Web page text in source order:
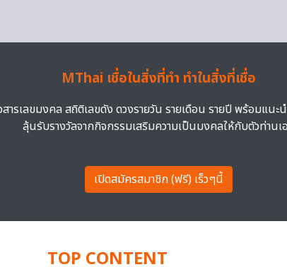
MThai เชื่อในสิ่งที่ทำ ทำในสิ่งที่เชื่อ
สารเลขมงคล สถิติเลขดัง ดวงรายวัน รายเดือน รายปี พร้อมแนะ
ลุ้นรับรางวัลจากกิจกรรมเสริมความเป็นมงคลให้กับตัวท่านเ
เปิดสมัครสมาชิก (ฟรี) เร็วๆนี้
TOP CONTENT